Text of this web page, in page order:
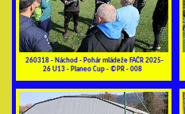
260318 - Náchod - Pohár mládeže FAČR 2025-
26 U13 - Planeo Cup - ©PR - 008